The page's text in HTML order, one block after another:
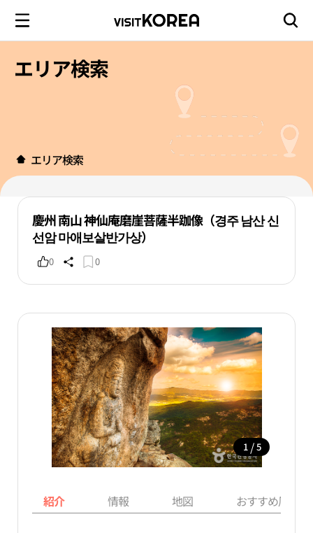
エリア検索
エリア検索
慶州 南山 神仙庵磨崖菩薩半跏像（경주 남산 신
선암 마애보살반가상）
0 0
1 / 5
紹介 情報 地図 おすすめ周辺